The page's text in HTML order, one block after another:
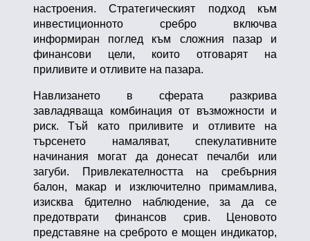
настроения. Стратегическият подход към
инвестиционното сребро включва
информиран поглед към сложния пазар и
финансови цели, които отговарят на
приливите и отливите на пазара.
Навлизането в сферата разкрива
завладяваща комбинация от възможности и
риск. Тъй като приливите и отливите на
търсенето намаляват, спекулативните
начинания могат да донесат печалби или
загуби. Привлекателността на сребърния
балон, макар и изключително примамлива,
изисква бдително наблюдение, за да се
предотврати финансов срив. Ценовото
представяне на среброто е мощен индикатор,